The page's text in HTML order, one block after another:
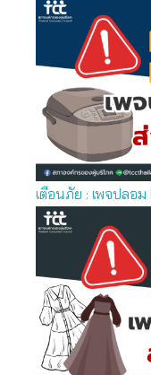
เตือนภัย : เพจปลอ